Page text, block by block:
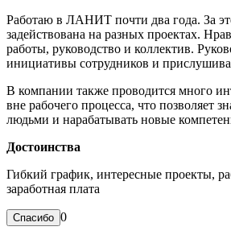
Работаю в ЛАНИТ почти два года. За
задействована на разных проектах.
работы, руководство и коллектив.
инициативы сотрудников и
В компании также проводится много
вне рабочего процесса, что позволяет
людьми и нарабатывать новые
Достоинства
Гибкий график, интересные проекты,
заработная плата
0